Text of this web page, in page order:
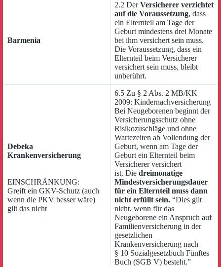
Barmenia
2.2 DerVersicherer verzichtet
auf die Voraussetzung, dass
ein Elternteil am Tage der
Geburt mindestens drei Monate
bei ihm versichert sein muss.
Die Voraussetzung, dass ein
Elternteil beim Versicherer
versichert sein muss, bleibt
unberührt.
Debeka
Krankenversicherung
EINSCHRÄNKUNG:
Greift ein GKV-Schutz (auch
wenn die PKV besser wäre)
gilt das nicht
6.5 Zu § 2 Abs. 2 MB/KK
2009: Kindernachversicherung
Bei Neugeborenen beginnt der
Versicherungsschutz ohne
Risikozuschläge und ohne
Wartezeiten ab Vollendung der
Geburt, wenn am Tage der
Geburt ein Elternteil beim
Versicherer versichert
ist. Die dreimonatige
Mindestversicherungsdauer
für ein Elternteil muss dann
nicht erfüllt sein. “Dies gilt
nicht, wenn für das
Neugeborene ein Anspruch auf
Familienversicherung in der
gesetzlichen
Krankenversicherung nach
§ 10 Sozialgesetzbuch Fünftes
Buch (SGB V) besteht.”